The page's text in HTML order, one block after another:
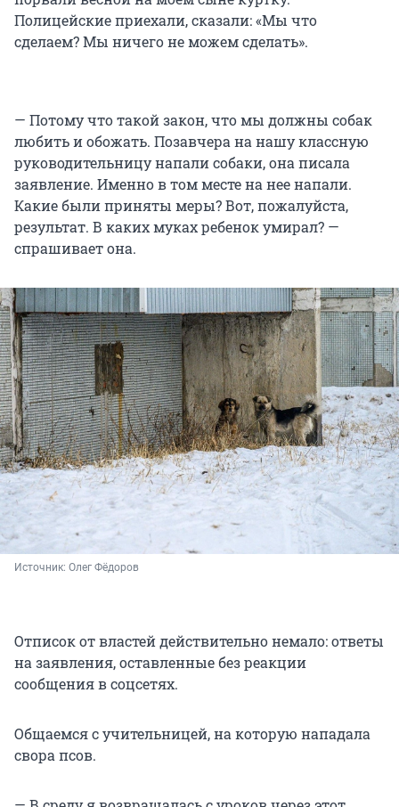
Полицейские приехали, сказали: «Мы что
сделаем? Мы ничего не можем сделать».
— Потому что такой закон, что мы должны собак
любить и обожать. Позавчера на нашу классную
руководительницу напали собаки, она писала
заявление. Именно в том месте на нее напали.
Какие были приняты меры? Вот, пожалуйста,
результат. В каких муках ребенок умирал? —
спрашивает она.
Источник: Олег Фёдоров
Отписок от властей действительно немало: ответы
на заявления, оставленные без реакции
сообщения в соцсетях.
Общаемся с учительницей, на которую нападала
свора псов.